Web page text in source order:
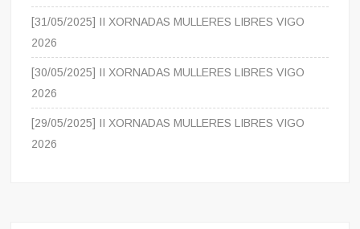
[31/05/2025] II XORNADAS MULLERES LIBRES VIGO
2026
[30/05/2025] II XORNADAS MULLERES LIBRES VIGO
2026
[29/05/2025] II XORNADAS MULLERES LIBRES VIGO
2026